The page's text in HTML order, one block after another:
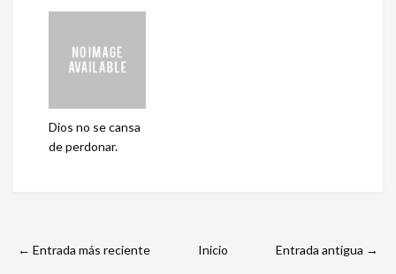
Dios no se cansa
de perdonar.
← Entrada más reciente Entrada antigua →
Inicio